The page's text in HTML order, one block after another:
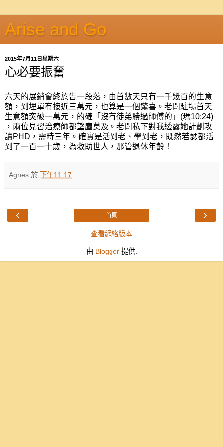
Arise and Go
2015年7月11日星期六
心必要振奮
六天的展銷會終於告一段落，由首數天只有一千幾百的生意
額，到埋單有接近三萬元，也算是一個驚喜。老闆駐場首天
生意額突破一萬元，的確「沒有徒弟勝過師傅的」(瑪10:24)
，兩位見習治療師都望塵莫及。老闆私下對我透露她計劃攻
讀PHD，需時三年。確實是活到老、學到老，既然若瑟都活
到了一百一十歲，為救助世人，那管退休年齡！
Agnes 於 下午11:17
‹ ›
首頁
查看網絡版本
由 Blogger提供.